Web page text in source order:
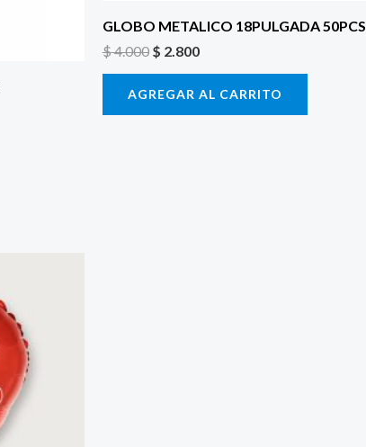
GLOBO METALICO 18PULGADA 50PCS
$4.000 $ 2.800
AGREGAR AL CARRITO